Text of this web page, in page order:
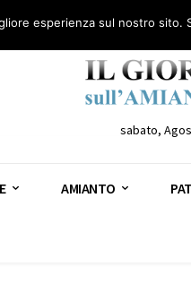
AGN Consulenza legale gratuita:
sabato,
AMIANTO
esperienza sul nostro